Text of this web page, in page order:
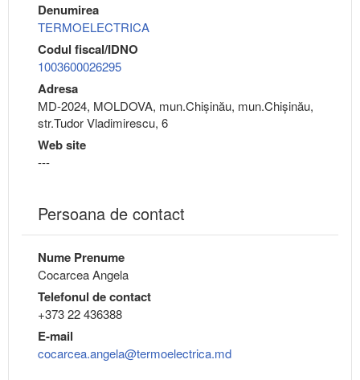
Denumirea
TERMOELECTRICA
Codul fiscal/IDNO
1003600026295
Adresa
MD-2024, MOLDOVA, mun.Chişinău, mun.Chişinău,
str.Tudor Vladimirescu, 6
Web site
---
Persoana de contact
Nume Prenume
Cocarcea Angela
Telefonul de contact
+373 22 436388
E-mail
cocarcea.angela@termoelectrica.md